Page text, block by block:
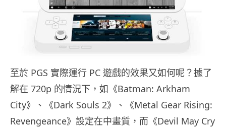
至於 PGS 實際運行 PC 遊戲的效果又如何呢？據了
解在 720p 的情況下，如《Batman: Arkham
City》、《Dark Souls 2》、《Metal Gear Rising:
Revengeance》設定在中畫質，而《Devil May Cry